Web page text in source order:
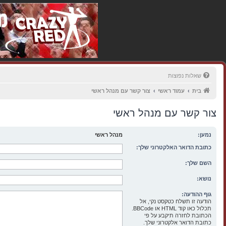
שאלות נפוצות
בית עמוד ראשי צור קשר עם מנהל ראשי
צור קשר עם מנהל ראשי
נמען: מנהל ראשי
כתובת הדואר האלקטרוני שלך:
השם שלך:
נושא:
גוף ההודעה:
הודעה זו תשלח כטקסט נקי, אל
הכתובת לחזרה תיקבע על פי
כתובת הדואר אלקטרוני שלך.